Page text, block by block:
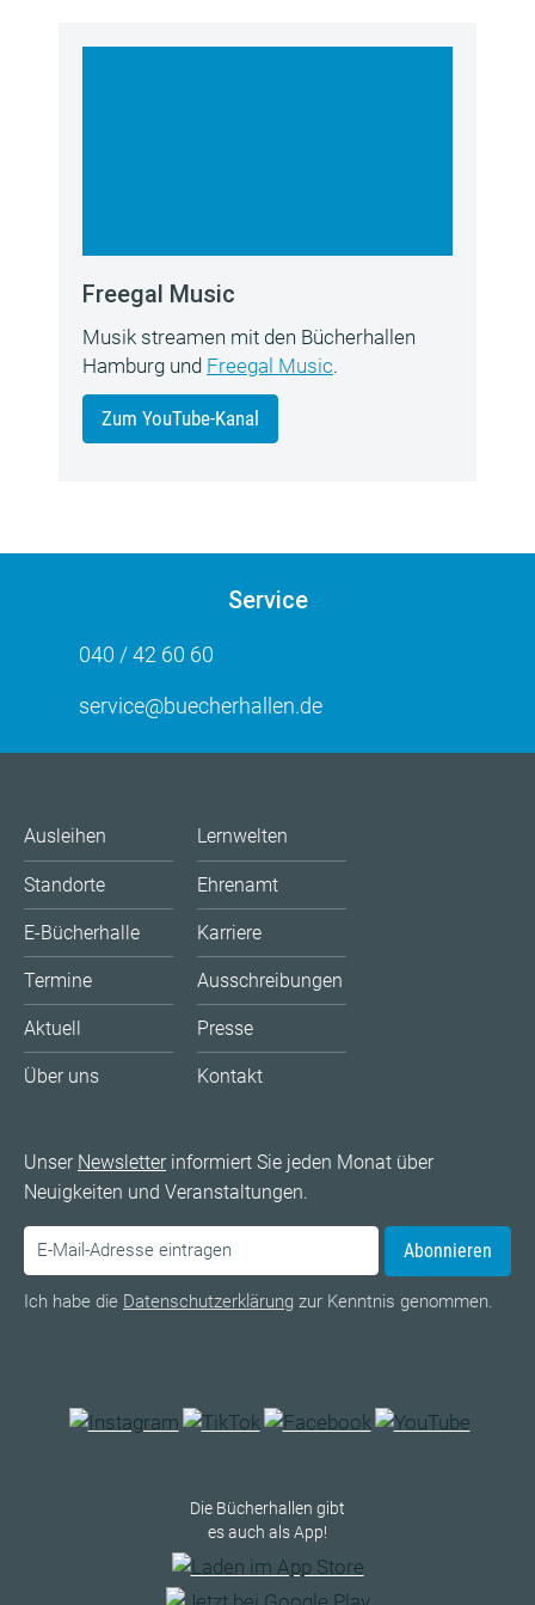
Freegal Music
Musik streamen mit den Bücherhallen
Hamburg und Freegal Music.
Zum YouTube-Kanal
Service
040 / 42 60 60
service@buecherhallen.de
Ausleihen
Standorte
E-Bücherhalle
Termine
Aktuell
Über uns
Lernwelten
Ehrenamt
Karriere
Ausschreibungen
Presse
Kontakt
Unser Newsletterinformiert Sie jeden Monat über
Neuigkeiten und Veranstaltungen.
Abonnieren
Ich habe die Datenschutzerklärung zur Kenntnis genommen.
Die Bücherhallen gibt
es auch als App!